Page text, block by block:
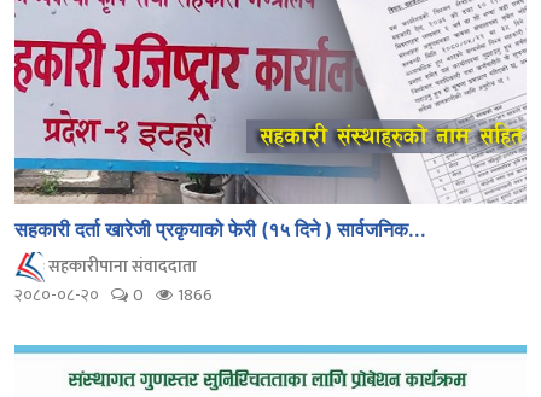
सहकारी दर्ता खारेजी प्रकृयाको फेरी (१५ दिने ) सार्वजनिक...
सहकारीपाना संवाददाता
२०८०-०८-२०
0 1866